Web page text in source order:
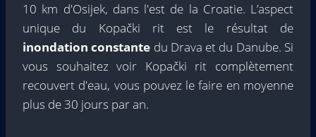
10 km d'Osijek, dans l'est de la Croatie. L’aspect
unique du Kopački rit est le résultat de
inondation constante du Drava et du Danube. Si
vous souhaitez voir Kopački rit complètement
recouvert d'eau, vous pouvez le faire en moyenne
plus de 30 jours par an.